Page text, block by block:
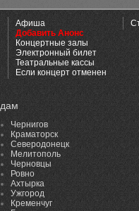
Афиша
Добавить Анонс
Концертные залы
Электронный билет
Театральные кассы
Если концерт отменен
Чернигов
Краматорск
Северодонецк
Мелитополь
Черновцы
Ровно
Ахтырка
Ужгород
Кременчуг